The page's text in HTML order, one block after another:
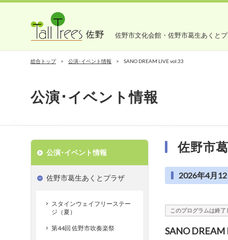
佐野市文化会館・佐野市葛生あくと
総合トップ 公演･イベント情報 SANO DREAM LIVE vol.33
公演･イベント情報
佐野市
2026年4月
このプログラムは終了
SANO DREAM
公演･イベント情報
佐野市葛生あくとプラザ
スタインウェイフリーステー
ジ（夏）
第44回 佐野市吹奏楽祭